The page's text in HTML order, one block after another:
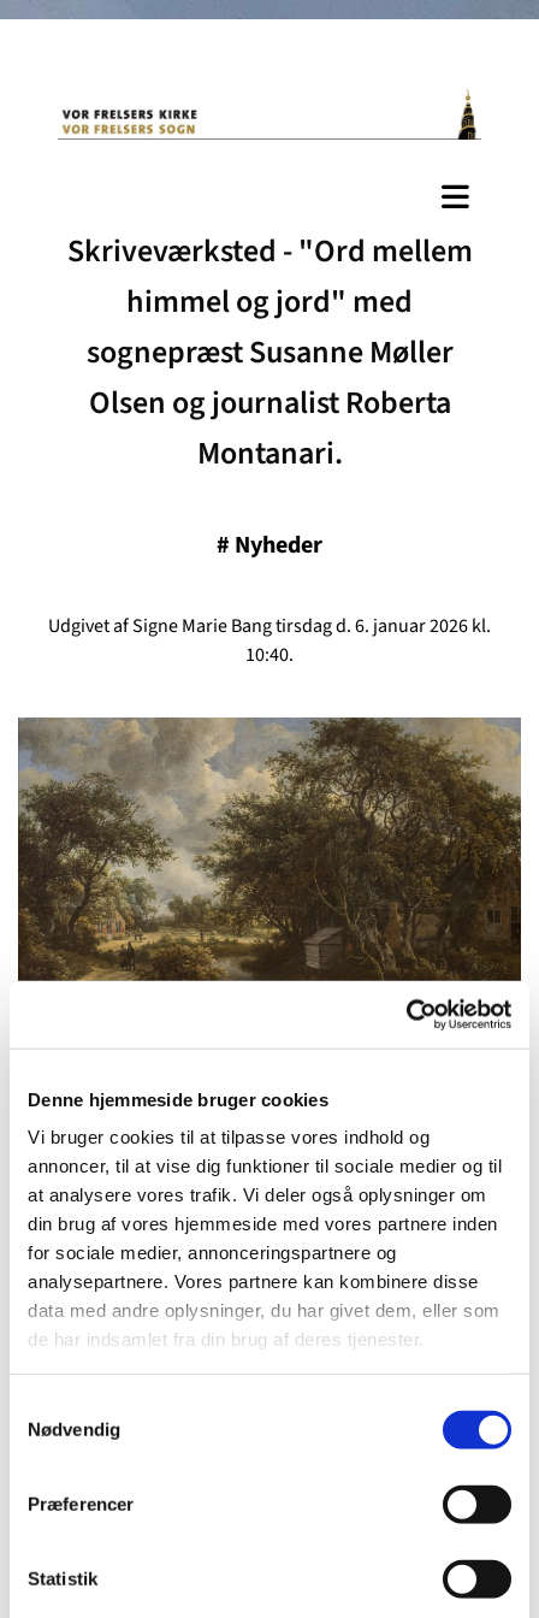
Denne hjemmeside bruger cookies
Vi bruger cookies til at tilpasse vores indhold og
annoncer, til at vise dig funktioner til sociale medier og til
at analysere vores trafik. Vi deler også oplysninger om
din brug af vores hjemmeside med vores partnere inden
for sociale medier, annonceringspartnere og
analysepartnere. Vores partnere kan kombinere disse
data med andre oplysninger, du har givet dem, eller som
de har indsamlet fra din brug af deres tjenester.
Nødvendig
Præferencer
Statistik
Skriveværksted - "Ord mellem
himmel og jord" med
sognepræst Susanne Møller
Olsen og journalist Roberta
Montanari.
# Nyheder
Udgivet af Signe Marie Bang tirsdag d. 6. januar 2026 kl.
10:40.
med sognepræst Susanne Møller Olsen og
journalist Roberta Montanari.
Lad året begynde med refleksion og stier ind i
erindringen.
Kom til Skriveværkstedet "Ord mellem himmel og jord"
med sognepræst Susanne Møller Olsen og journalist
Roberta Montanari.
Vi starter året med tre aftenener i skriveriets tegn - 20.
januar - 17. februar -
"Landskabet".
Ord mellem himmel og jord er åbne skriveværksteder
med plads til alle.
Her kan erfaringer fra dit eget liv og tekster fra Bibelen
flette sig ind i hinanden gennem skriveøvelser, der åbner